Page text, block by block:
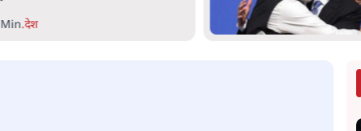
.विश्लेषण